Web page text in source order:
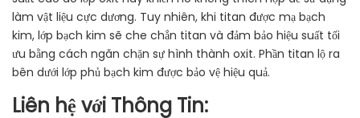
làm vật liệu cực dương. Tuy nhiên, khi titan được mạ bạch
kim, lớp bạch kim sẽ che chắn titan và đảm bảo hiệu suất tối
ưu bằng cách ngăn chặn sự hình thành oxit. Phần titan lộ ra
bên dưới lớp phủ bạch kim được bảo vệ hiệu quả.
Liên hệ với Thông Tin: